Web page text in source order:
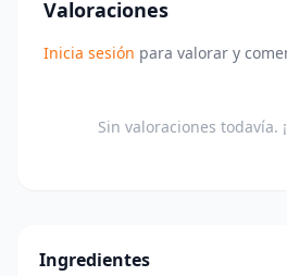
Valoraciones
Inicia sesión para valorar y
Sin valoraciones todavía.
Ingredientes